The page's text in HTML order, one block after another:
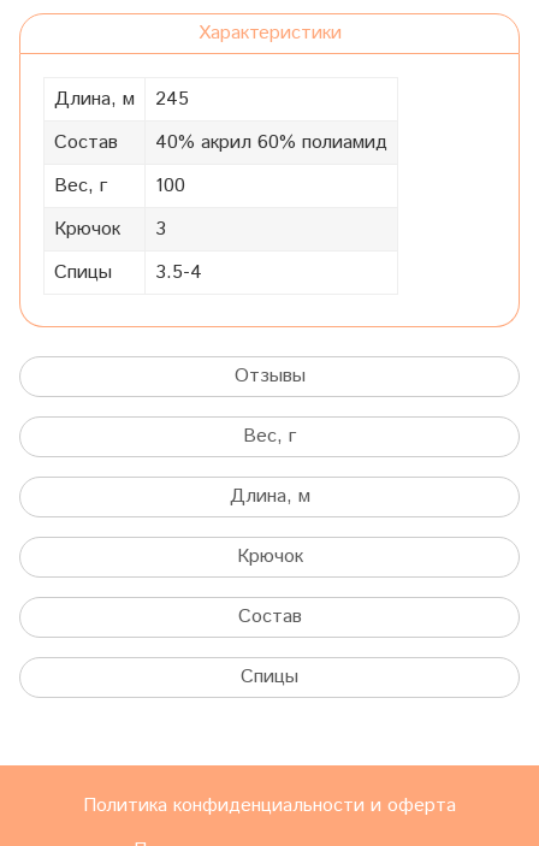
Характеристики
Длина, м
245
Состав
40% акрил 60% полиамид
Вес, г
100
Крючок
3
Спицы
3.5-4
Отзывы
Вес, г
Длина, м
Крючок
Состав
Спицы
Политика конфиденциальности и оферта